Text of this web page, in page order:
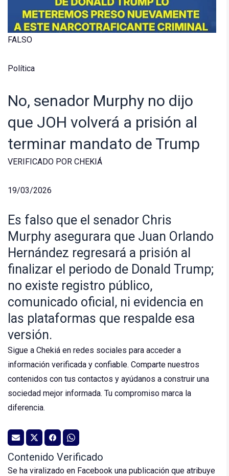
FALSO
Política
No, senador Murphy no dijo
que JOH volverá a prisión al
terminar mandato de Trump
VERIFICADO POR CHEKIÁ
19/03/2026
Es falso que el senador Chris
Murphy asegurara que Juan Orlando
Hernández regresará a prisión al
finalizar el periodo de Donald Trump;
no existe registro público,
comunicado oficial, ni evidencia en
las plataformas que respalde esa
versión.
Sigue a Chekiá en redes sociales para acceder a
información verificada y confiable. Comparte nuestros
contenidos con tus contactos y ayúdanos a construir una
sociedad mejor informada. Tu compromiso marca la
diferencia.
Contenido Verificado
Se ha viralizado en Facebook una publicación que atribuye